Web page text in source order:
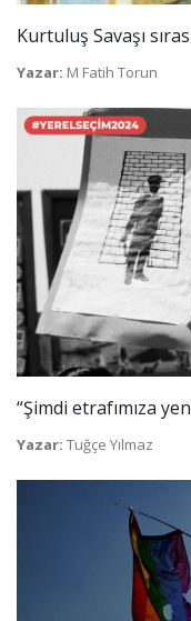
Kurtuluş Savaşı
Yazar: M Fatih Torun
“Şimdi etrafımıza
Yazar: Tuğçe Yılmaz